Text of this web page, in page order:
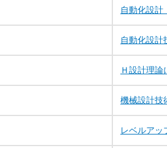
自動化設計
自動化設計
Ｈ設計理
機械設計技
レベルアッ